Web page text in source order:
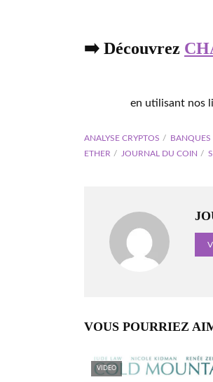
➡️ Découvrez
en utilisant nos
ANALYSE CRYPTOS BANQUES
ETHER
JOURNAL DU COIN
VOUS POURRIEZ
VIDEO